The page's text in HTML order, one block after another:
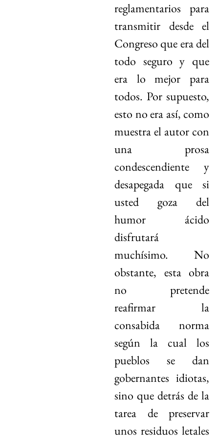
reglamentarios para
transmitir desde el
Congreso que era del
todo seguro y que
era lo mejor para
todos. Por supuesto,
esto no era así, como
muestra el autor con
una prosa
condescendiente y
desapegada que si
usted goza del
humor ácido
disfrutará
muchísimo. No
obstante, esta obra
no pretende
reafirmar la
consabida norma
según la cual los
pueblos se dan
gobernantes idiotas,
sino que detrás de la
tarea de preservar
unos residuos letales